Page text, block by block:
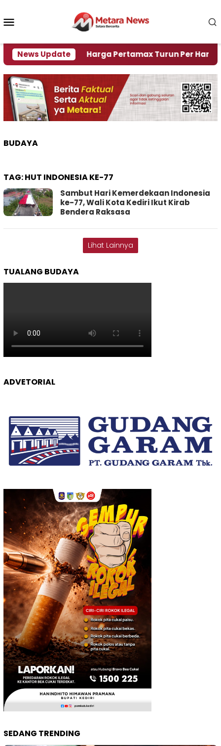
konten
News Update
Krisi Air Harga Pertamax Turun Per Hari Ini,
BUDAYA
TAG:HUT INDONESIA KE-77
Sambut Hari Kemerdekaan Indonesia
ke-77, Wali Kota Kediri Ikut Kirab
Bendera Raksasa
Lihat Lainnya
TUALANG BUDAYA
ADVETORIAL
SEDANG TRENDING